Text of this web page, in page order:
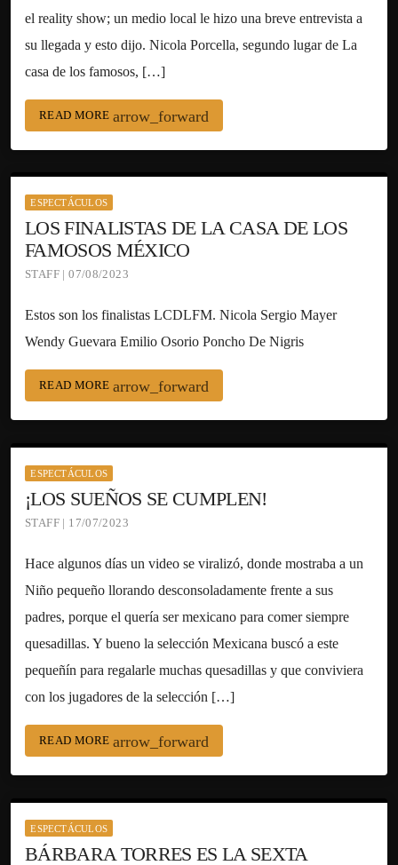
el reality show; un medio local le hizo una breve entrevista a
su llegada y esto dijo. Nicola Porcella, segundo lugar de La
casa de los famosos, […]
READ MORE arrow_forward
ESPECTÁCULOS
LOS FINALISTAS DE LA CASA DE LOS
FAMOSOS MÉXICO
STAFF | 07/08/2023
Estos son los finalistas LCDLFM. Nicola Sergio Mayer
Wendy Guevara Emilio Osorio Poncho De Nigris
READ MORE arrow_forward
ESPECTÁCULOS
¡LOS SUEÑOS SE CUMPLEN!
STAFF | 17/07/2023
Hace algunos días un video se viralizó, donde mostraba a un
Niño pequeño llorando desconsoladamente frente a sus
padres, porque el quería ser mexicano para comer siempre
quesadillas. Y bueno la selección Mexicana buscó a este
pequeñín para regalarle muchas quesadillas y que conviviera
con los jugadores de la selección […]
READ MORE arrow_forward
ESPECTÁCULOS
BÁRBARA TORRES ES LA SEXTA